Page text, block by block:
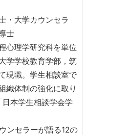
・大学カウンセラ
士
心理学研究科を単位
学学校教育学部，筑
現職。学生相談室で
織体制の強化に取り
本学生相談学会学
ンセラーが語る12の